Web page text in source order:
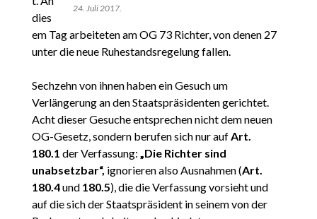
24. Juli 2017.
dies
em Tag arbeiteten am OG 73 Richter, von denen 27
unter die neue Ruhestandsregelung fallen.
Sechzehn von ihnen haben ein Gesuch um
Verlängerung an den Staatspräsidenten gerichtet.
Acht dieser Gesuche entsprechen nicht dem neuen
OG-Gesetz, sondern berufen sich nur aufArt.
180.1 der Verfassung: „Die Richter sind
unabsetzbar“, ignorieren also Ausnahmen (Art.
180.4und 180.5), die die Verfassung vorsieht und
auf die sich der Staatspräsident in seinem von der